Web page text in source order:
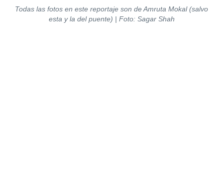
Todas las fotos en este reportaje son de Amruta Mokal (salvo
esta y la del puente) | Foto: Sagar Shah